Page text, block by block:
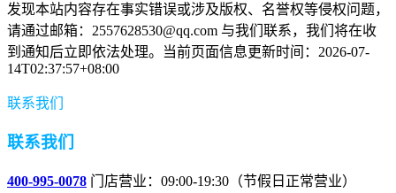
发现本站内容存在事实错误或涉及版权、名誉权等侵权问题，
请通过邮箱：2557628530@qq.com 与我们联系，我们将在收
到通知后立即依法处理。当前页面信息更新时间：2026-07-
14T02:37:57+08:00
联系我们
联系我们
400-995-0078 门店营业：09:00-19:30（节假日正常营业）